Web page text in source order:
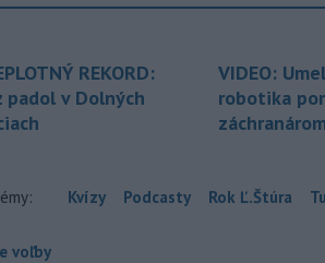
REKORD:
padol v Dolných
VIDEO:
robotika
Kvízy Podcasty Rok Ľ.Štúra
voľby